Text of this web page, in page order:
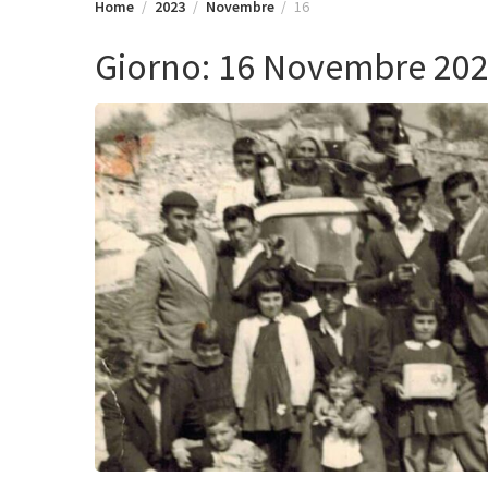
Home 2023 Novembre 16
Giorno: 16 Novembre